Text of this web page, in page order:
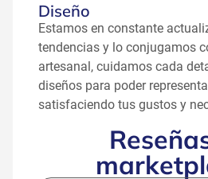
Diseño
Estamos en constante
tendencias y lo conjugamos
artesanal, cuidamos cada
diseños para poder
satisfaciendo tus gustos y